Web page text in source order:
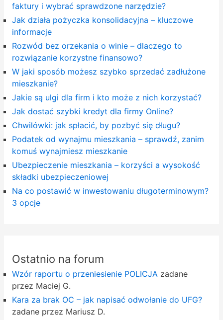
faktury i wybrać sprawdzone narzędzie?
Jak działa pożyczka konsolidacyjna – kluczowe
informacje
Rozwód bez orzekania o winie – dlaczego to
rozwiązanie korzystne finansowo?
W jaki sposób możesz szybko sprzedać zadłużone
mieszkanie?
Jakie są ulgi dla firm i kto może z nich korzystać?
Jak dostać szybki kredyt dla firmy Online?
Chwilówki: jak spłacić, by pozbyć się długu?
Podatek od wynajmu mieszkania – sprawdź, zanim
komuś wynajmiesz mieszkanie
Ubezpieczenie mieszkania – korzyści a wysokość
składki ubezpieczeniowej
Na co postawić w inwestowaniu długoterminowym?
3 opcje
Ostatnio na forum
Wzór raportu o przeniesienie POLICJAzadane
przez Maciej G.
Kara za brak OC – jak napisać odwołanie do UFG?
zadane przez Mariusz D.